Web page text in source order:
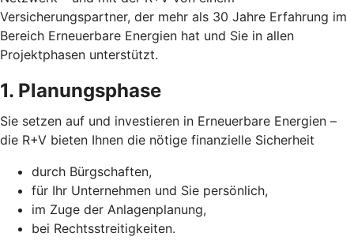
Versicherungspartner, der mehr als 30 Jahre Erfahrung im
Bereich Erneuerbare Energien hat und Sie in allen
Projektphasen unterstützt.
1. Planungsphase
Sie setzen auf und investieren in Erneuerbare Energien –
die R+V bieten Ihnen die nötige finanzielle Sicherheit
durch Bürgschaften,
für Ihr Unternehmen und Sie persönlich,
im Zuge der Anlagenplanung,
bei Rechtsstreitigkeiten.